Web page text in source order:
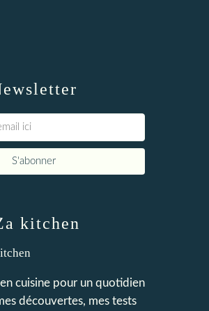
kitchen
cuisine pour un quotidien
découvertes, mes tests